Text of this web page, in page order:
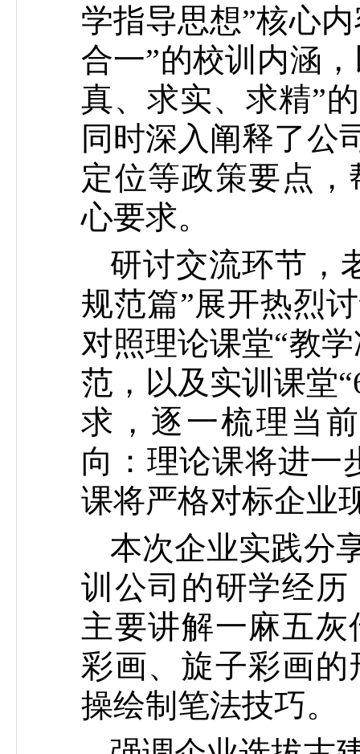
学指导思想”核心
合一”的校训内涵
真、求实、求精”
同时深入阐释了公
定位等政策要点
心要求。
研讨交流环节，
规范篇”展开热烈
对照理论课堂“教
范，以及实训课堂
求，逐一梳理当
向：理论课将进一
课将严格对标企业
本次企业实践分
训公司的研学经
主要讲解一麻五
彩画、旋子彩画
操绘制笔法技巧。